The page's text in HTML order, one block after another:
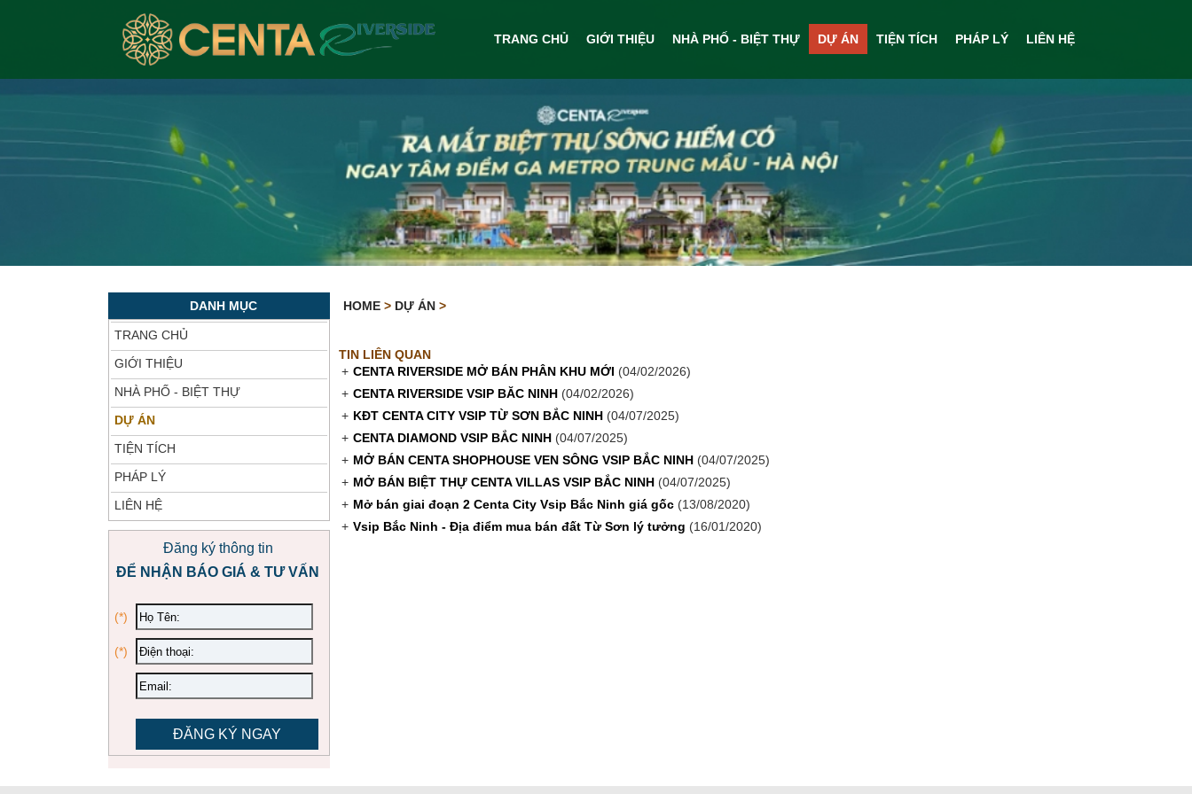
TRANG CHỦ GIỚI THIỆU NHÀ PHỐ - BIỆT THỰ DỰ ÁN TIỆN TÍCH PHÁP LÝ LIÊN HỆ
DANH MỤC
TRANG CHỦ
GIỚI THIỆU
NHÀ PHỐ - BIỆT THỰ
DỰ ÁN
TIỆN TÍCH
PHÁP LÝ
LIÊN HỆ
Đăng ký thông tin
ĐỂ NHẬN BÁO GIÁ & TƯ VẤN
(*)
(*)
HOME > DỰ ÁN >
TIN LIÊN QUAN
+ CENTA RIVERSIDE MỞ BÁN PHÂN KHU MỚI (04/02/2026)
+ CENTA RIVERSIDE VSIP BĂC NINH (04/02/2026)
+ KĐT CENTA CITY VSIP TỪ SƠN BẮC NINH (04/07/2025)
+ CENTA DIAMOND VSIP BẮC NINH (04/07/2025)
+ MỞ BÁN CENTA SHOPHOUSE VEN SÔNG VSIP BẮC NINH (04/07/2025)
+ MỞ BÁN BIỆT THỰ CENTA VILLAS VSIP BẮC NINH (04/07/2025)
+ Mở bán giai đoạn 2 Centa City Vsip Bắc Ninh giá gốc (13/08/2020)
+ Vsip Bắc Ninh - Địa điểm mua bán đất Từ Sơn lý tưởng (16/01/2020)